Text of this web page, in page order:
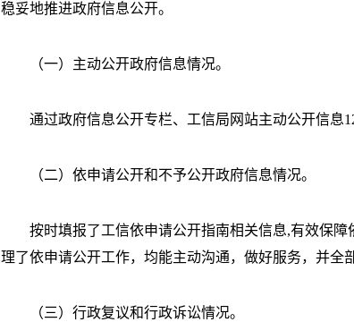
稳妥地推进政府信息公开。
（一）主动公开政府信息情况。
通过政府信息公开专栏、工信局网站主动公开信息12
（二）依申请公开和不予公开政府信息情况。
按时填报了工信依申请公开指南相关信息,有效保障
理了依申请公开工作，均能主动沟通，做好服务，并全
（三）行政复议和行政诉讼情况。